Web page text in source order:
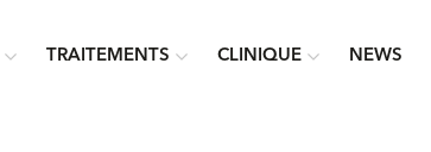
TRAITEMENTS CLINIQUE NEWS